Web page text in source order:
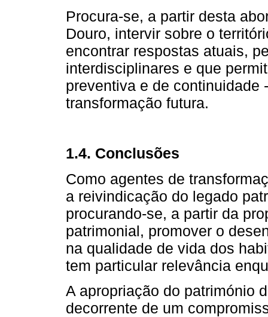
Procura-se, a partir desta
Douro, intervir sobre o
encontrar respostas atuais,
interdisciplinares e que
preventiva e de continuidade
transformação futura.
1.4. Conclusões
Como agentes de
a reivindicação do legado
procurando-se, a partir da
patrimonial, promover o
na qualidade de vida dos
tem particular relevância
A apropriação do património
decorrente de um